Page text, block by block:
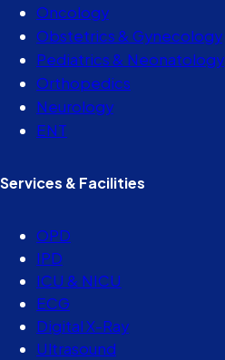
Oncology
Obstetrics & Gynecology
Pediatrics & Neonatology
Orthopedics
Neurology
ENT
Services & Facilities
OPD
IPD
ICU & NICU
ECG
Digital X-Ray
Ultrasound